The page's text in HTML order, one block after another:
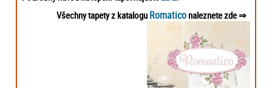
Všechny tapety z katalogu Romaticonaleznete zde⇒